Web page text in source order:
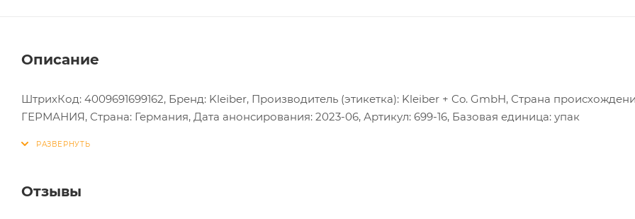
Описание
ШтрихКод: 4009691699162, Бренд: Kleiber, Производитель (этикетка): Kleiber + Co. GmbH, Страна
ГЕРМАНИЯ, Страна: Германия, Дата анонсирования: 2023-06, Артикул: 699-16, Базовая единица: упак
Отзывы